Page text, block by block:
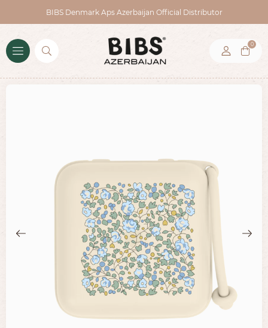
BIBS Denmark Aps Azerbaijan Official Distributor
0